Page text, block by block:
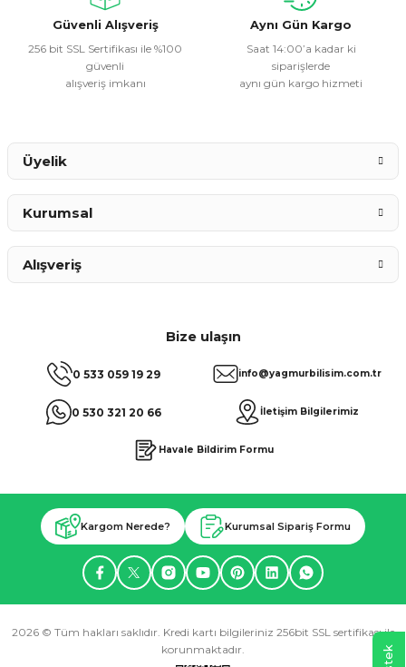
Bu ürüne benzer farklı alternatifler olmalı.
Güvenli Alışveriş
256 bit SSL Sertifikası ile %100
güvenli
alışveriş imkanı
Aynı Gün Kargo
Saat 14:00’a kadar ki
siparişlerde
aynı gün kargo hizmeti
Bize ulaşın
0 533 059 19 29
0 530 321 20 66
info@yagmurbilisim.com.tr
İletişim Bilgilerimiz
Havale Bildirim Formu
Üyelik
Kurumsal
Alışveriş
Kargom Nerede? Kurumsal Sipariş Formu
2026 © Tüm hakları saklıdır. Kredi kartı bilgileriniz 256bit SSL sertifikası ile
korunmaktadır.